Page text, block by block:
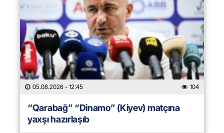
05.08.2026 - 12:45 104
“Qarabağ” “Dinamo” (Kiyev) matçına
yaxşı hazırlaşıb